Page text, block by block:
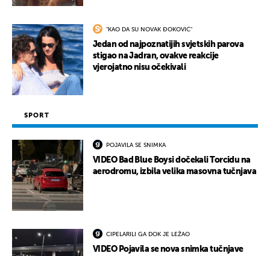
"KAO DA SU NOVAK ĐOKOVIĆ"
Jedan od najpoznatijih svjetskih parova
stigao na Jadran, ovakve reakcije
vjerojatno nisu očekivali
SPORT
POJAVILA SE SNIMKA
VIDEO Bad Blue Boysi dočekali Torcidu na
aerodromu, izbila velika masovna tučnjava
CIPELARILI GA DOK JE LEŽAO
VIDEO Pojavila se nova snimka tučnjave